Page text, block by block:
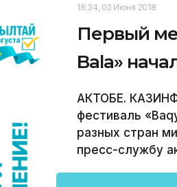
18:34, 02 Июня 2018
Первый
Bala»
АКТОБЕ.
фестиваль
разных стран
пресс-службу